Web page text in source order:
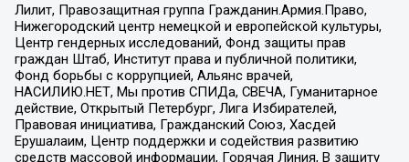
Лилит, Правозащитная группа Гражданин.Армия.Право,
Нижегородский центр немецкой и европейской культуры,
Центр гендерных исследований, Фонд защиты прав
граждан Штаб, Институт права и публичной политики,
Фонд борьбы с коррупцией, Альянс врачей,
НАСИЛИЮ.НЕТ, Мы против СПИДа, СВЕЧА, Гуманитарное
действие, Открытый Петербург, Лига Избирателей,
Правовая инициатива, Гражданский Союз, Хасдей
Ерушалаим, Центр поддержки и содействия развитию
средств массовой информации, Горячая Линия, В защиту